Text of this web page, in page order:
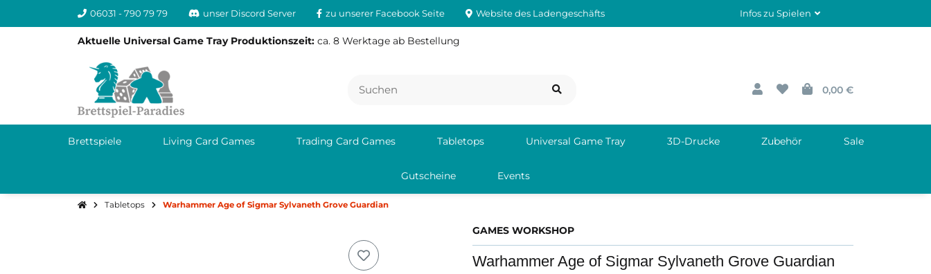
06031 - 790 79 79 unser Discord Server zu unserer Facebook Seite Website des Ladengeschäfts Infos zu Spielen
Aktuelle Universal Game Tray Produktionszeit: ca. 8 Werktage ab Bestellung
0,00 €
Brettspiele Living Card Games Trading Card Games Tabletops Universal Game Tray 3D-Drucke Zubehör Sale
Gutscheine Events
Tabletops Warhammer Age of Sigmar Sylvaneth Grove Guardian
GAMES WORKSHOP
Warhammer Age of Sigmar Sylvaneth Grove Guardian